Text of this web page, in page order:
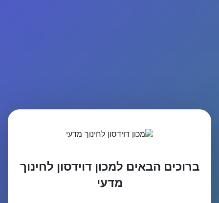
ברוכים הבאים למכון דוידסון לחינוך
מדעי